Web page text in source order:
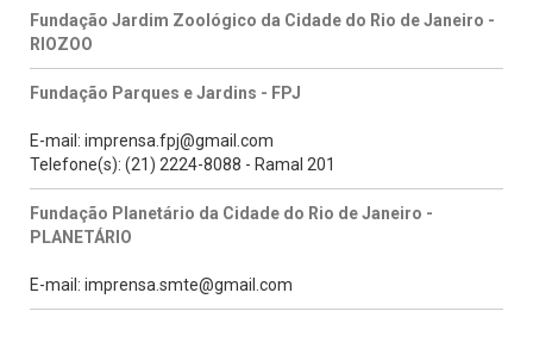
Fundação Jardim Zoológico da Cidade do Rio de Janeiro -
RIOZOO
Fundação Parques e Jardins - FPJ
E-mail: imprensa.fpj@gmail.com
Telefone(s): (21) 2224-8088 - Ramal 201
Fundação Planetário da Cidade do Rio de Janeiro -
PLANETÁRIO
E-mail: imprensa.smte@gmail.com